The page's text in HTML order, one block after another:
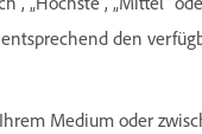
den
Medium oder